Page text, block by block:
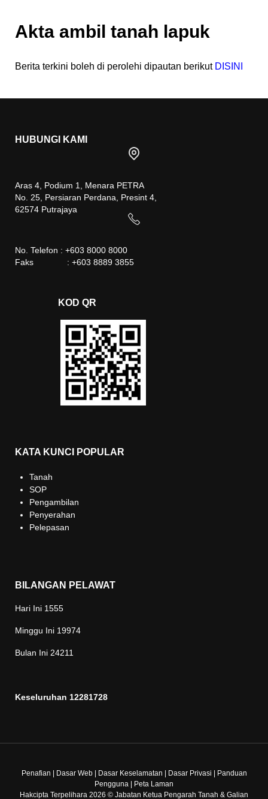
Akta ambil tanah lapuk
Berita terkini boleh di perolehi dipautan berikut DISINI
HUBUNGI KAMI
Aras 4, Podium 1, Menara PETRA
No. 25, Persiaran Perdana, Presint 4,
62574 Putrajaya
No. Telefon : +603 8000 8000
Faks : +603 8889 3855
KOD QR
KATA KUNCI POPULAR
Tanah
SOP
Pengambilan
Penyerahan
Pelepasan
BILANGAN PELAWAT
Hari Ini 1555
Minggu Ini 19974
Bulan Ini 24211
Keseluruhan 12281728
Penafian Dasar Web| Dasar Keselamatan Dasar Privasi
Panduan
Pengguna
Peta Laman
Hakcipta Terpelihara 2026 © Jabatan Ketua Pengarah Tanah & Galian